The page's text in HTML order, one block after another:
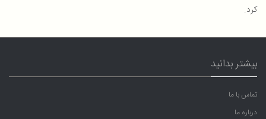
کرد.
بیشتر بدانید
تماس با ما
درباره ما